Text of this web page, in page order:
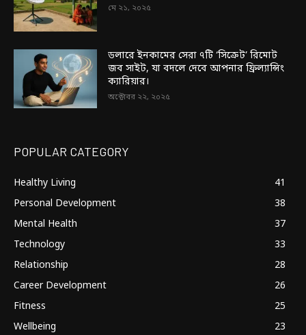
মে ২১, ২০২৫
ডলারে ইনকামের সেরা ৭টি ‘সিক্রেট’ রিমোট
জব সাইট, যা বদলে দেবে আপনার ফ্রিল্যান্সিং
ক্যারিয়ার।
অক্টোবর ২২, ২০২৫
POPULAR CATEGORY
Healthy Living
41
Personal Development
38
Mental Health
37
Technology
33
Relationship
28
Career Development
26
Fitness
25
Wellbeing
23